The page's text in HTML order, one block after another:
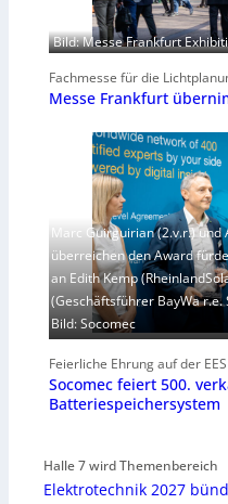
Bild: Messe Frankfurt
Fachmesse für die
Messe Frankfurt
Marc Guirguirian (2.v.r.) und
überreichen den Award
an Edith Kemp
(Geschäftsführer BayWa r.e.
Bild: Socomec
Feierliche Ehrung auf der
Socomec feiert 500.
Batteriespeichersystem
Halle 7 wird Themenbereich
Elektrotechnik 2027